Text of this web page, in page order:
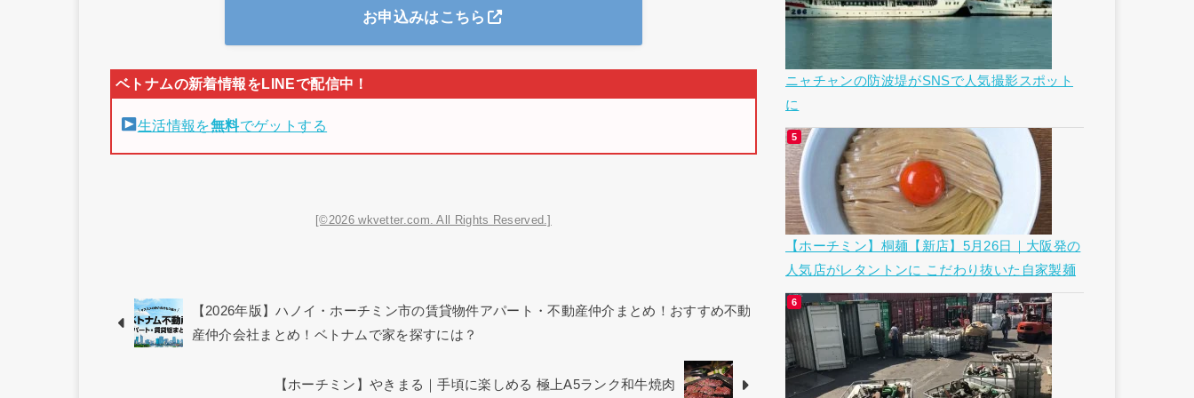
お申込みはこちら
生活情報を無料でゲットする
[©2026 wkvetter.com. All Rights Reserved.]
【2026年版】ハノイ・ホーチミン市の賃貸物件アパート・不動産仲介まとめ！おすすめ不動
産仲介会社まとめ！ベトナムで家を探すには？
【ホーチミン】やきまる｜手頃に楽しめる 極上A5ランク和牛焼肉
ニャチャンの防波堤がSNSで人気撮影スポット
に
【ホーチミン】桐麺【新店】5月26日｜大阪発の
人気店がレタントンに こだわり抜いた自家製麺